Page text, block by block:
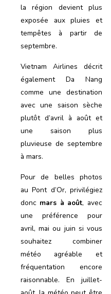
la région devient plus
exposée aux pluies et
tempêtes à partir de
septembre.
Vietnam Airlines décrit
également Da Nang
comme une destination
avec une saison sèche
plutôt d’avril à août et
une saison plus
pluvieuse de septembre
à mars.
Pour de belles photos
au Pont d’Or, privilégiez
donc mars à août, avec
une préférence pour
avril, mai ou juin si vous
souhaitez combiner
météo agréable et
fréquentation encore
raisonnable. En juillet-